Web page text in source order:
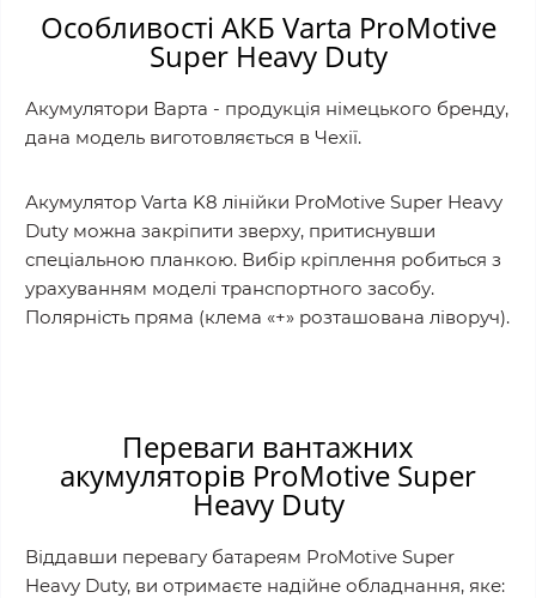
Особливості АКБ Varta ProMotive
Super Heavy Duty
Акумулятори Варта - продукція німецького бренду,
дана модель виготовляється в Чехії.
Акумулятор Varta K8 лінійки ProMotive Super Heavy
Duty можна закріпити зверху, притиснувши
спеціальною планкою. Вибір кріплення робиться з
урахуванням моделі транспортного засобу.
Полярність пряма (клема «+» розташована ліворуч).
Переваги вантажних
акумуляторів ProMotive Super
Heavy Duty
Віддавши перевагу батареям ProMotive Super
Heavy Duty, ви отримаєте надійне обладнання, яке: